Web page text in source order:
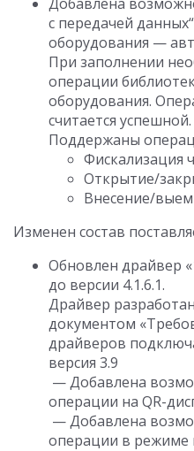
с передачей
оборудования —
При заполнении
операции
оборудования.
считается успешной.
Поддержаны
Фискализация
Открытие/
Внесение/
Изменен состав
Обновлен драйвер
до версии 4.1.6.1.
Драйвер
документом
драйверов
версия 3.9
— Добавлена
операции на QR-
— Добавлена
операции в режиме